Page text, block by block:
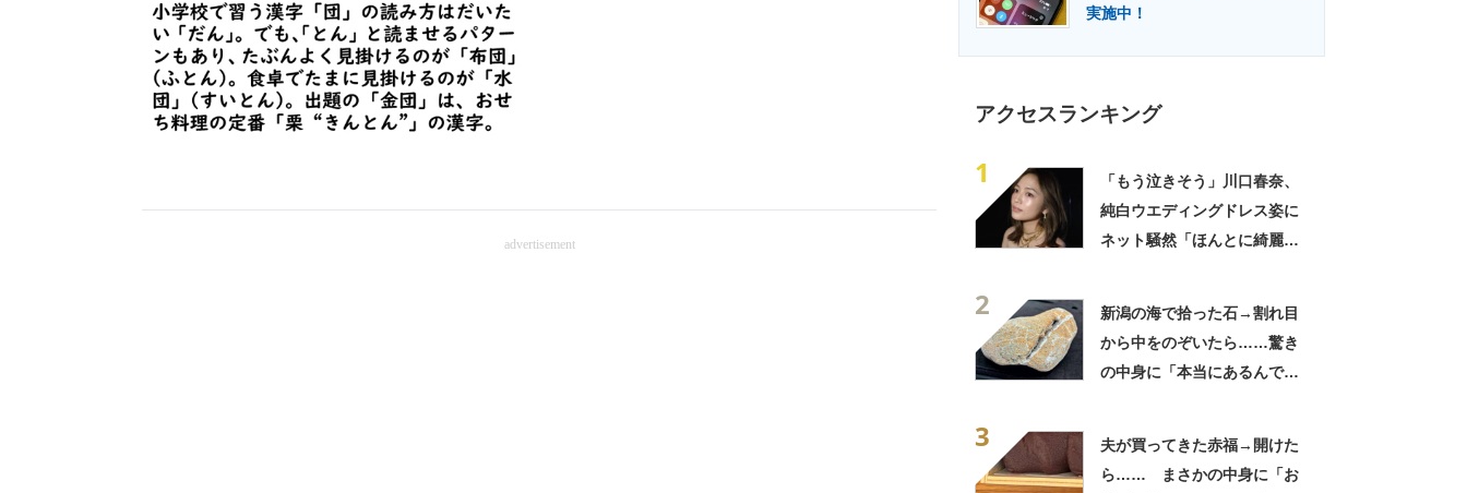
advertisement
実施中！
アクセスランキング
1
「もう泣きそう」川口春奈、
純白ウエディングドレス姿に
ネット騒然「ほんとに綺麗」
2
新潟の海で拾った石→割れ目
から中をのぞいたら……驚き
の中身に「本当にあるんです
3
夫が買ってきた赤福→開けた
ら…… まさかの中身に「お